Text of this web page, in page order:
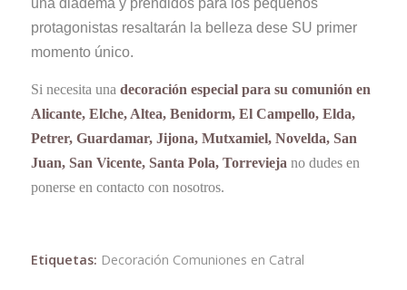
una diadema y prendidos para los pequeños
protagonistas resaltarán la belleza dese SU primer
momento único.
Si necesita una decoración especial para su comunión en
Alicante, Elche, Altea, Benidorm, El Campello, Elda,
Petrer, Guardamar, Jijona, Mutxamiel, Novelda, San
Juan, San Vicente, Santa Pola, Torrevieja no dudes en
ponerse en contacto con nosotros.
Etiquetas: Decoración Comuniones en Catral